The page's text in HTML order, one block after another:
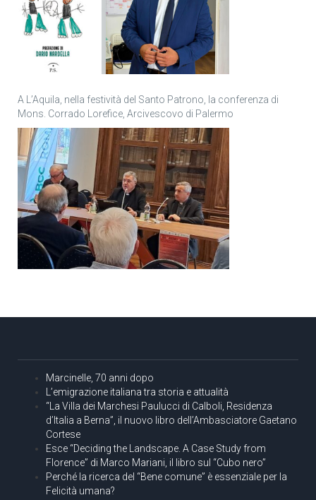
A L’Aquila, nella festività del Santo Patrono, la conferenza di
Mons. Corrado Lorefice, Arcivescovo di Palermo
Marcinelle, 70 anni dopo
L’emigrazione italiana tra storia e attualità
“La Villa dei Marchesi Paulucci di Calboli, Residenza
d’Italia a Berna”, il nuovo libro dell’Ambasciatore Gaetano
Cortese
Esce “Deciding the Landscape. A Case Study from
Florence” di Marco Mariani, il libro sul “Cubo nero”
Perché la ricerca del “Bene comune” è essenziale per la
Felicità umana?